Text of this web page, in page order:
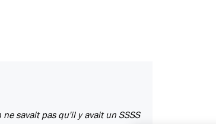
savait pas qu'il y avait un SSSS